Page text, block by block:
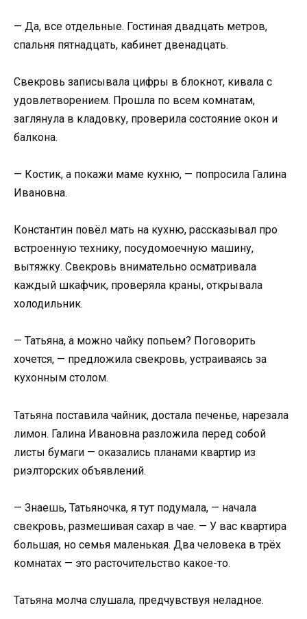
— Да, все отдельные. Гостиная двадцать метров,
спальня пятнадцать, кабинет двенадцать.
Свекровь записывала цифры в блокнот, кивала с
удовлетворением. Прошла по всем комнатам,
заглянула в кладовку, проверила состояние окон и
балкона.
— Костик, а покажи маме кухню, — попросила Галина
Ивановна.
Константин повёл мать на кухню, рассказывал про
встроенную технику, посудомоечную машину,
вытяжку. Свекровь внимательно осматривала
каждый шкафчик, проверяла краны, открывала
холодильник.
— Татьяна, а можно чайку попьем? Поговорить
хочется, — предложила свекровь, устраиваясь за
кухонным столом.
Татьяна поставила чайник, достала печенье, нарезала
лимон. Галина Ивановна разложила перед собой
листы бумаги — оказались планами квартир из
риэлторских объявлений.
— Знаешь, Татьяночка, я тут подумала, — начала
свекровь, размешивая сахар в чае. — У вас квартира
большая, но семья маленькая. Два человека в трёх
комнатах — это расточительство какое-то.
Татьяна молча слушала, предчувствуя неладное.